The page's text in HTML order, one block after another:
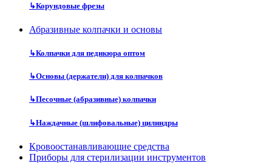
↳Корундовые фрезы
Абразивные колпачки и основы
↳Колпачки для педикюра оптом
↳Основы (держатели) для колпачков
↳Песочные (абразивные) колпачки
↳Наждачные (шлифовальные) цилиндры
Кровоостанавливающие средства
Приборы для стерилизации инструментов